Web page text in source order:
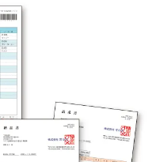
鹿島アントラーズ応援サ
イト
採用情報
株主・投資家情報
環境への取り組み
社会とのかかわり